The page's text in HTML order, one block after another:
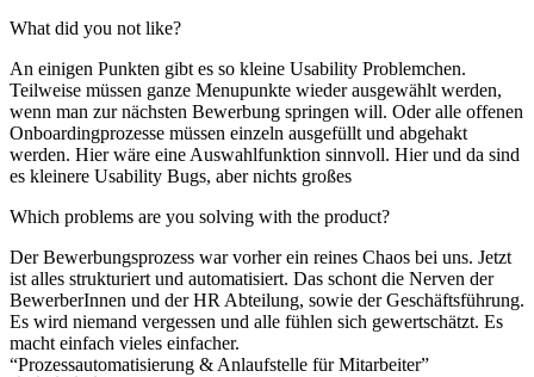
What did you not like?
An einigen Punkten gibt es so kleine Usability Problemchen.
Teilweise müssen ganze Menupunkte wieder ausgewählt werden,
wenn man zur nächsten Bewerbung springen will. Oder alle offenen
Onboardingprozesse müssen einzeln ausgefüllt und abgehakt
werden. Hier wäre eine Auswahlfunktion sinnvoll. Hier und da sind
es kleinere Usability Bugs, aber nichts großes
Which problems are you solving with the product?
Der Bewerbungsprozess war vorher ein reines Chaos bei uns. Jetzt
ist alles strukturiert und automatisiert. Das schont die Nerven der
BewerberInnen und der HR Abteilung, sowie der Geschäftsführung.
Es wird niemand vergessen und alle fühlen sich gewertschätzt. Es
macht einfach vieles einfacher.
“Prozessautomatisierung & Anlaufstelle für Mitarbeiter”